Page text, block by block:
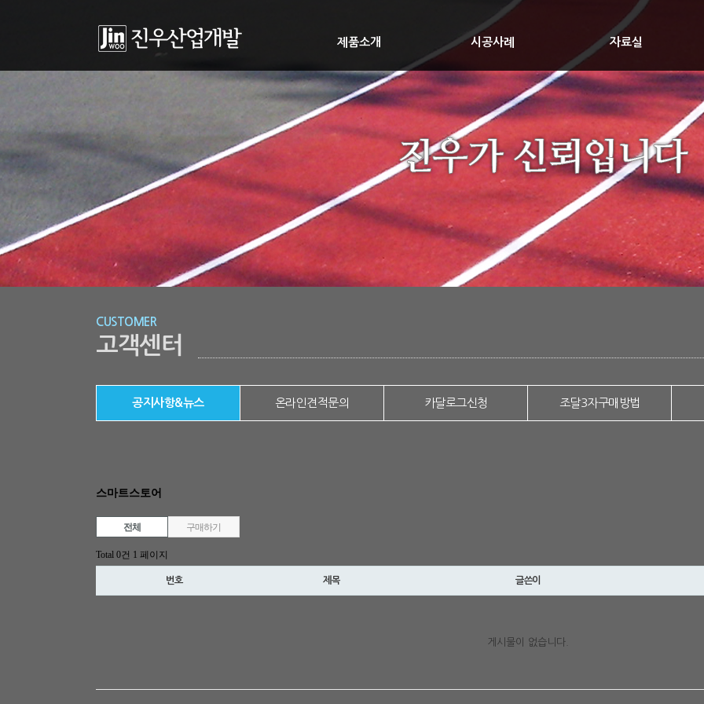
제품소개 시공사례 자료실
CUSTOMER
고객센터
공지사항&뉴스 온라인견적문의 카달로그신청 조달3자구매방법
스마트스토어
전체 구매하기
Total 0건 1 페이지
번호 제목 글쓴이
게시물이 없습니다.